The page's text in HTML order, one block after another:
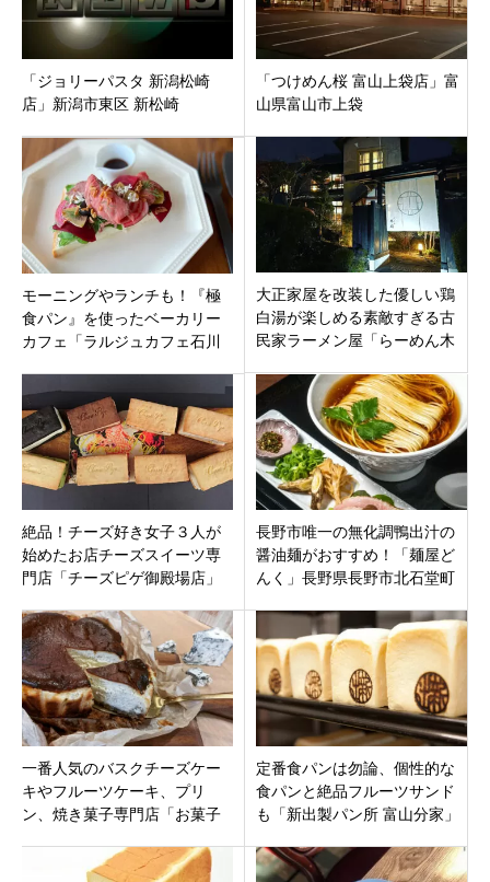
「ジョリーパスタ 新潟松崎
店」新潟市東区 新松崎
「つけめん桜 富山上袋店」富
山県富山市上袋
モーニングやランチも！『極
食パン』を使ったベーカリー
カフェ「ラルジュカフェ石川
オープン
大正家屋を改装した優しい鶏
白湯が楽しめる素敵すぎる古
民家ラーメン屋「らーめん木
市弁天町11月28日プレオープ
ン
絶品！チーズ好き女子３人が
始めたお店チーズスイーツ専
門店「チーズピゲ御殿場店」
長野市唯一の無化調鴨出汁の
醤油麺がおすすめ！「麺屋ど
んく」長野県長野市北石堂町
一番人気のバスクチーズケー
キやフルーツケーキ、プリ
ン、焼き菓子専門店「お菓子
会郡度会町 サニーロード
定番食パンは勿論、個性的な
食パンと絶品フルーツサンド
も「新出製パン所 富山分家」